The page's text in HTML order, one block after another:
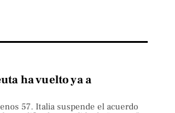
ha vuelto ya a
57. Italia suspende el acuerdo